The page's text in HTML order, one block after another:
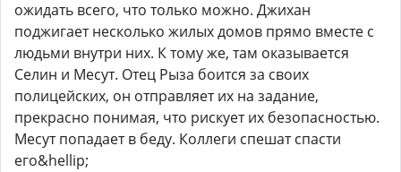
ожидать всего, что только можно. Джихан
поджигает несколько жилых домов прямо вместе с
людьми внутри них. К тому же, там оказывается
Селин и Месут. Отец Рыза боится за своих
полицейских, он отправляет их на задание,
прекрасно понимая, что рискует их безопасностью.
Месут попадает в беду. Коллеги спешат спасти
его&hellip;